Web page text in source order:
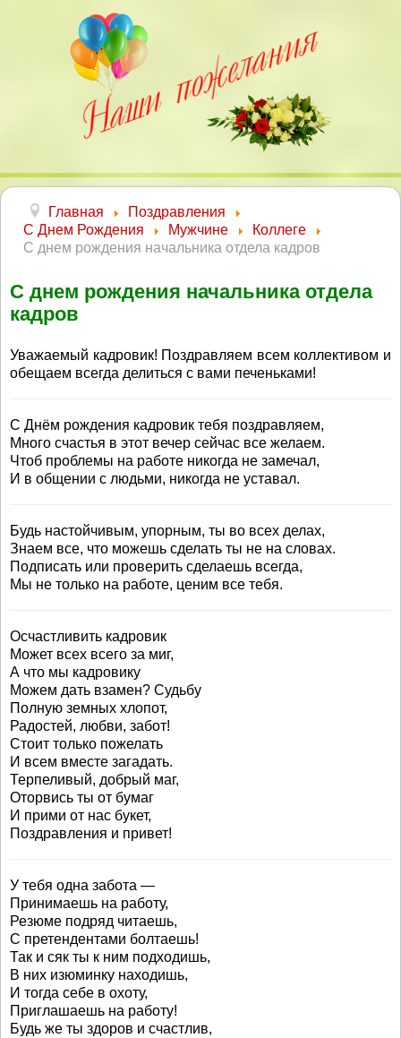
Главная
Поздравления
С Днем Рождения
Мужчине
Коллеге
С днем рождения начальника отдела кадров
С днем рождения начальника отдела
кадров
Уважаемый кадровик! Поздравляем всем коллективом и
обещаем всегда делиться с вами печеньками!
С Днём рождения кадровик тебя поздравляем,
Много счастья в этот вечер сейчас все желаем.
Чтоб проблемы на работе никогда не замечал,
И в общении с людьми, никогда не уставал.
Будь настойчивым, упорным, ты во всех делах,
Знаем все, что можешь сделать ты не на словах.
Подписать или проверить сделаешь всегда,
Мы не только на работе, ценим все тебя.
Осчастливить кадровик
Может всех всего за миг,
А что мы кадровику
Можем дать взамен? Судьбу
Полную земных хлопот,
Радостей, любви, забот!
Стоит только пожелать
И всем вместе загадать.
Терпеливый, добрый маг,
Оторвись ты от бумаг
И прими от нас букет,
Поздравления и привет!
У тебя одна забота —
Принимаешь на работу,
Резюме подряд читаешь,
С претендентами болтаешь!
Так и сяк ты к ним подходишь,
В них изюминку находишь,
И тогда себе в охоту,
Приглашаешь на работу!
Будь же ты здоров и счастлив,